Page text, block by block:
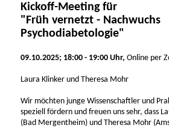
Kickoff-Meeting für
"Früh vernetzt - Nachwuchs
Psychodiabetologie"
09.10.2025; 18:00 - 19:00 Uhr, Online per
Laura Klinker und Theresa Mohr
Wir möchten junge Wissenschaftler und
speziell fördern und freuen uns sehr, dass
(Bad Mergentheim) und Theresa Mohr